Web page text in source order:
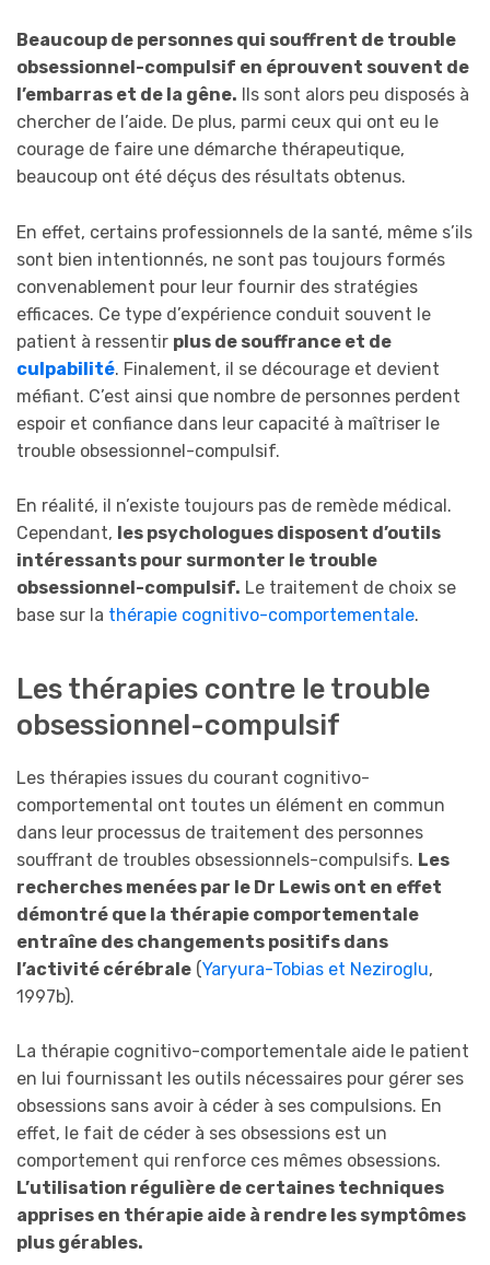
Beaucoup de personnes qui souffrent de trouble
obsessionnel-compulsif en éprouvent souvent de
l’embarras et de la gêne. Ils sont alors peu disposés à
chercher de l’aide. De plus, parmi ceux qui ont eu le
courage de faire une démarche thérapeutique,
beaucoup ont été déçus des résultats obtenus.
En effet, certains professionnels de la santé, même s’ils
sont bien intentionnés, ne sont pas toujours formés
convenablement pour leur fournir des stratégies
efficaces. Ce type d’expérience conduit souvent le
patient à ressentir plus de souffrance et de
culpabilité. Finalement, il se décourage et devient
méfiant. C’est ainsi que nombre de personnes perdent
espoir et confiance dans leur capacité à maîtriser le
trouble obsessionnel-compulsif.
En réalité, il n’existe toujours pas de remède médical.
Cependant, les psychologues disposent d’outils
intéressants pour surmonter le trouble
obsessionnel-compulsif. Le traitement de choix se
base sur la thérapie cognitivo-comportementale.
Les thérapies contre le trouble
obsessionnel-compulsif
Les thérapies issues du courant cognitivo-
comportemental ont toutes un élément en commun
dans leur processus de traitement des personnes
souffrant de troubles obsessionnels-compulsifs. Les
recherches menées par le Dr Lewis ont en effet
démontré que la thérapie comportementale
entraîne des changements positifs dans
l’activité cérébrale (Yaryura-Tobias et Neziroglu,
1997b).
La thérapie cognitivo-comportementale aide le patient
en lui fournissant les outils nécessaires pour gérer ses
obsessions sans avoir à céder à ses compulsions. En
effet, le fait de céder à ses obsessions est un
comportement qui renforce ces mêmes obsessions.
L’utilisation régulière de certaines techniques
apprises en thérapie aide à rendre les symptômes
plus gérables.